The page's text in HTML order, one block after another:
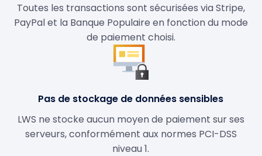
Toutes les transactions sont sécurisées via Stripe,
PayPal et la Banque Populaire en fonction du mode
de paiement choisi.
Pas de stockage de données sensibles
LWS ne stocke aucun moyen de paiement sur ses
serveurs, conformément aux normes PCI-DSS
niveau 1.